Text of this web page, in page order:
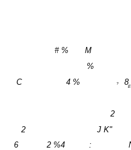
# % M
;
%
C
4 % ? 8
2
2
J K"
6
2 %4 :